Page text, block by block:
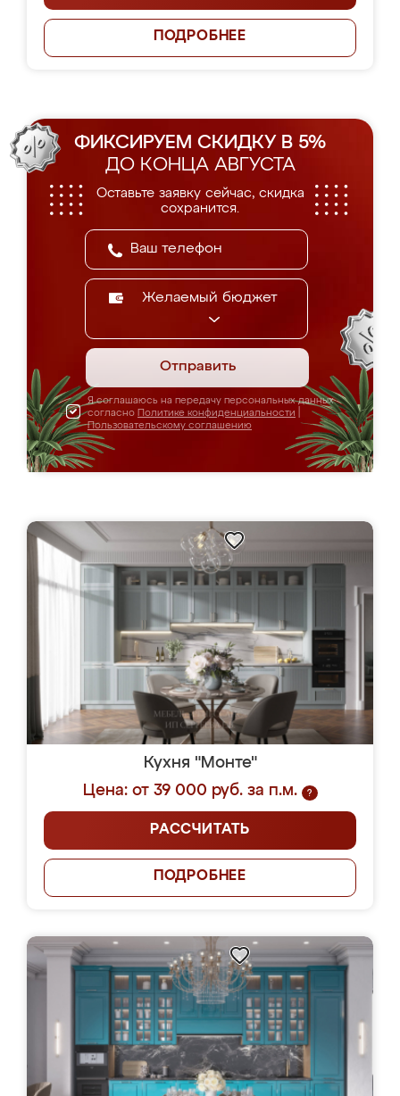
ПОДРОБНЕЕ
ФИКСИРУЕМ СКИДКУ В 5%
ДО КОНЦА АВГУСТА
Оставьте заявку сейчас, скидка
сохранится.
Желаемый бюджет
Отправить
Я соглашаюсь на передачу персональных данных
согласно Политике конфиденциальности
Пользовательскому соглашению
Кухня "Монте"
Цена: от 39 000 руб. за п.м.
?
РАССЧИТАТЬ
ПОДРОБНЕЕ